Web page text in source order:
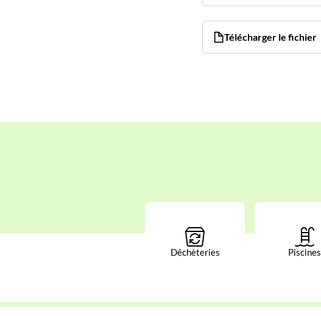
Télécharger le fichier
Déchèteries Piscines